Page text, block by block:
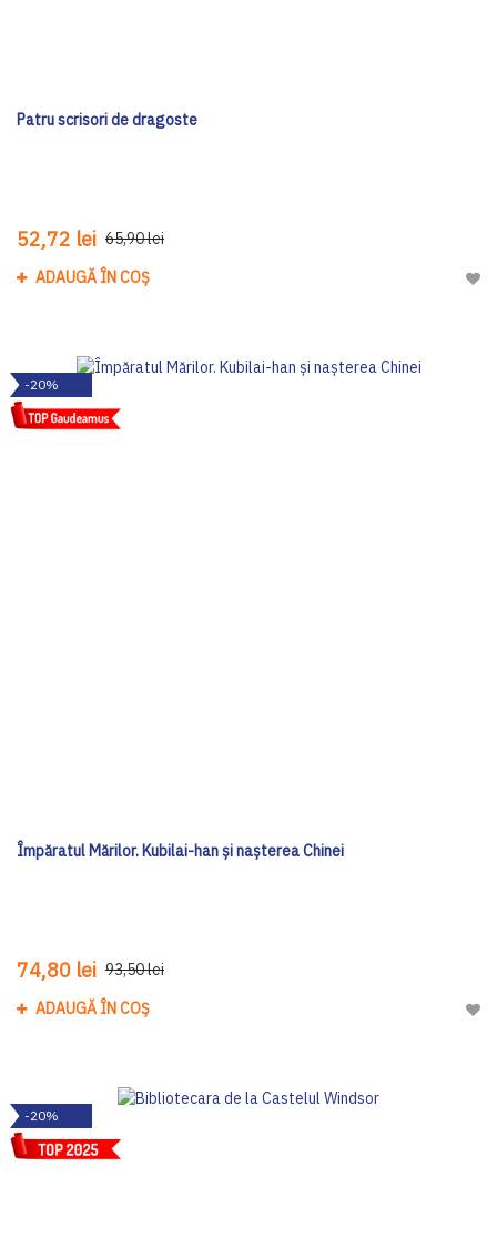
Patru scrisori de dragoste
52,72 lei 65,90 lei
ADAUGĂ ÎN COȘ
-20%
Împăratul Mărilor. Kubilai-han și nașterea Chinei
74,80 lei 93,50 lei
ADAUGĂ ÎN COȘ
-20%